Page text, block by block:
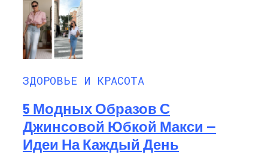
ЗДОРОВЬЕ И КРАСОТА
5 Модных Образов С
Джинсовой Юбкой Макси —
Идеи На Каждый День